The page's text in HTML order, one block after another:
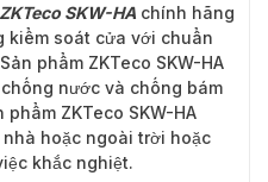
SKW-HA chính hãng
kiểm soát cửa với chuẩn
phẩm ZKTeco SKW-HA
nước và chống bám
ZKTeco SKW-HA
hoặc ngoài trời hoặc
khắc nghiệt.